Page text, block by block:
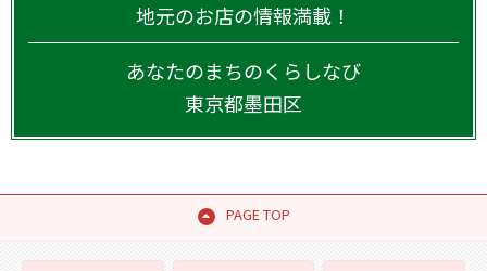
地元のお店の情報満載！
あなたのまちのくらしなび
東京都墨田区
PAGE TOP